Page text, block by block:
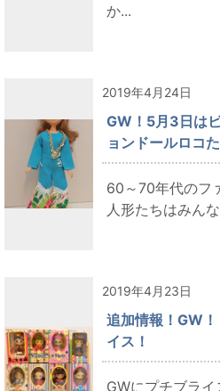
か...
2019年4月24日
GW！5月3日は
ョンドールロコた
60～70年代のフ
人形たちはみん
2019年4月23日
追加情報！GW
イス！
GWにプチブラ